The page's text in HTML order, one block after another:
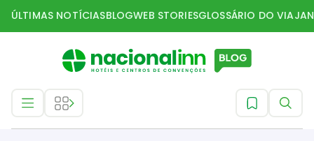
ÚLTIMAS NOTÍCIASBLOGWEB STORIESGLOSSÁRIO DO